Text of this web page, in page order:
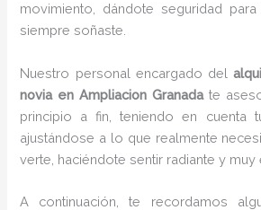
movimiento, dándote seguridad
siempre soñaste.
Nuestro personal encargado del
novia en Ampliacion Granadate
principio a fin, teniendo en cuenta
ajustándose a lo que realmente
verte, haciéndote sentir radiante y muy
A continuación, te recordamos